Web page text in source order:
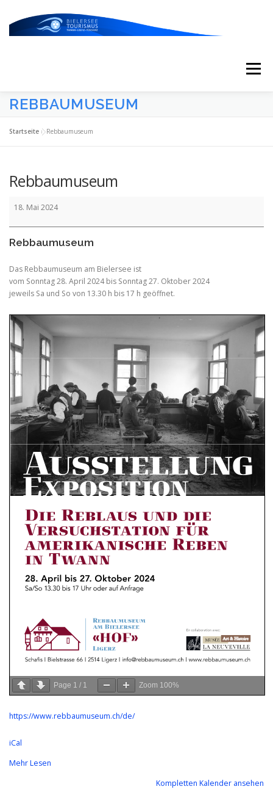
Menü
ESSEN/TRINKEN/SCHLAFEN
REBBAUMUSEUM
Startseite »Rebbaumuseum
Rebbaumuseum
18. Mai 2024
Rebbaumuseum
Das Rebbaumuseum am Bielersee ist
vom Sonntag 28. April 2024 bis Sonntag 27. Oktober 2024
jeweils Sa und So von 13.30 h bis 17 h geöffnet.
Page 1 / 1 Zoom 100%
https://www.rebbaumuseum.ch/de/
iCal
Mehr Lesen
Kompletten Kalender ansehen